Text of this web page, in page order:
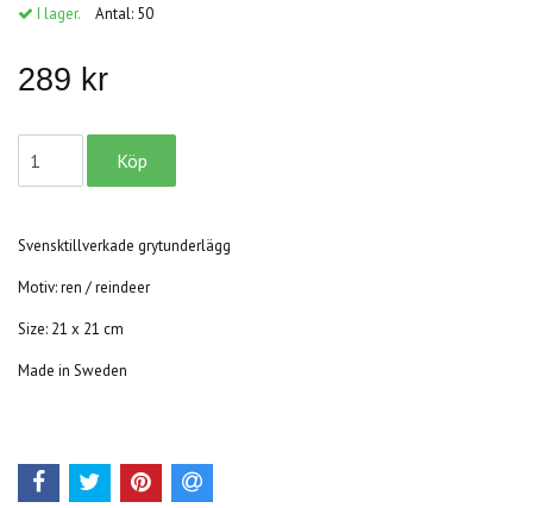
I lager. Antal: 50
289 kr
Svensktillverkade grytunderlägg
Motiv: ren / reindeer
Size: 21 x 21 cm
Made in Sweden